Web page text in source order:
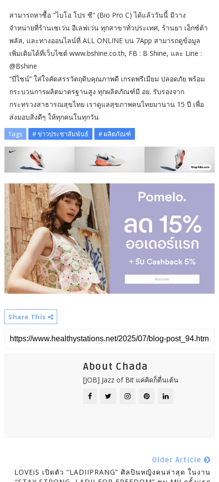
สามารถหาซื้อ "ไบโอ โปร ซี" (Bio Pro C) ได้แล้ววันนี้ มีวาง
จำหน่ายที่ร้านเซเว่น อีเลฟเว่น ทุกสาขาทั่วประเทศ, ร้านยา เอ็กซ์ต้า
พลัส, และทางออนไลน์ที่ ALL ONLINE บน 7App สามารถดูข้อมูล
เพิ่มเติมได้ที่เว็บไซต์ www.bshine.co.th, FB : B Shine, และ Line :
@Bshine
“บีไชน์” ใส่ใจคัดสรรวัตถุดิบคุณภาพดี เกรดพรีเมียม ปลอดภัย พร้อม
กระบวนการผลิตมาตรฐานสูง ทุกผลิตภัณฑ์มี อย. รับรองจาก
กระทรวงสาธารณสุขไทย เราดูแลสุขภาพคนไทยมานาน 15 ปี เพื่อ
ส่งมอบสิ่งดีๆ ให้ทุกคนในทุกวัน
Tags # ข่าวประชาสัมพันธ์ # ผลิตภัณฑ์
Share This
About Chada
[JOB] Jazz of Bit แค่คิดก็ตื่นเต้น
Older Article
LOVEiS เปิดตัว “LADIIPRANG” ศิลปินหญิงคนล่าสุด ในงาน